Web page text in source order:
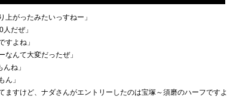
上がったみたいっすねー」
だぜ」
すよね」
んて大変だったぜ」
ね」
ん」
ますけど、ナダさんがエントリーしたのは宝塚～須磨のハーフですよ